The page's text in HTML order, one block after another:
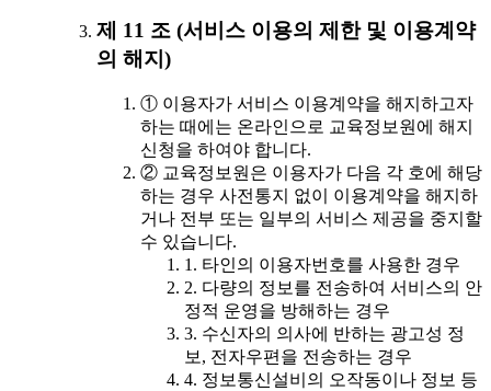
제 11 조 (서비스 이용의 제한 및 이용계약
의 해지)
① 이용자가 서비스 이용계약을 해지하고자
하는 때에는 온라인으로 교육정보원에 해지
신청을 하여야 합니다.
② 교육정보원은 이용자가 다음 각 호에 해당
하는 경우 사전통지 없이 이용계약을 해지하
거나 전부 또는 일부의 서비스 제공을 중지할
수 있습니다.
1. 타인의 이용자번호를 사용한 경우
2. 다량의 정보를 전송하여 서비스의 안
정적 운영을 방해하는 경우
3. 수신자의 의사에 반하는 광고성 정
보, 전자우편을 전송하는 경우
4. 정보통신설비의 오작동이나 정보 등